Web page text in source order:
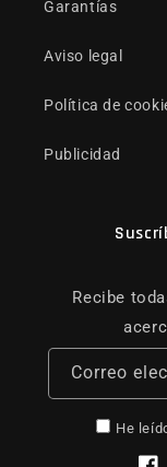
Garantías
Aviso legal
Política de
Publicidad
Recibe
Correo
He